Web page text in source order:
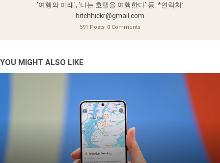
'여행의 미래', '나는 호텔을 여행한다' 등. *연락처:
hitchhickr@gmail.com
591 Posts 0 Comments
YOU MIGHT ALSO LIKE